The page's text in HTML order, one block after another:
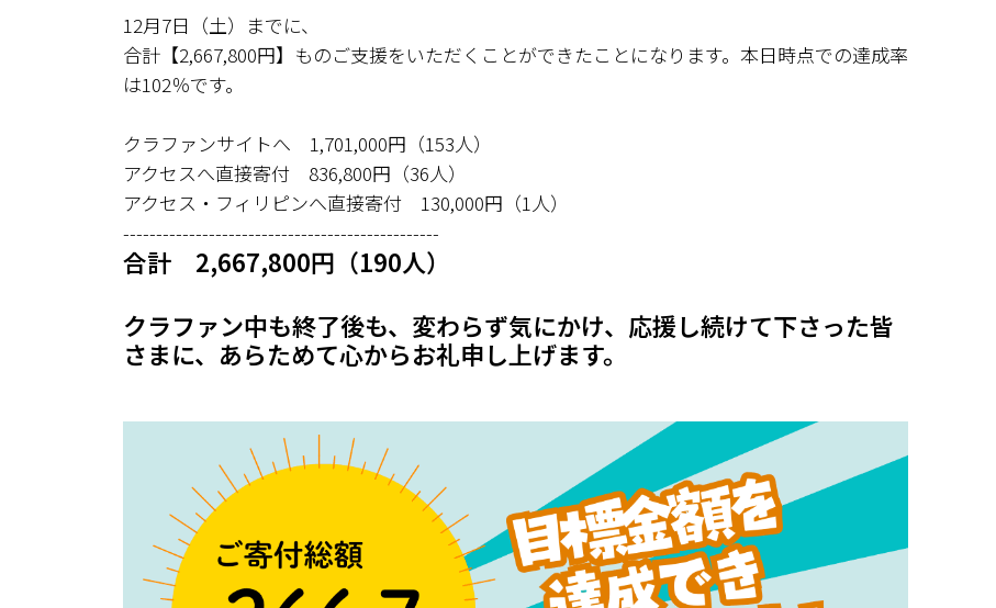
12月7日（土）までに、
合計【2,667,800円】ものご支援をいただくことができたことになります。本日時点での達成率
は102％です。
クラファンサイトへ 1,701,000円（153人）
アクセスへ直接寄付 836,800円（36人）
アクセス・フィリピンへ直接寄付 130,000円（1人）
------------------------------------------------
合計 2,667,800円（190人）
クラファン中も終了後も、変わらず気にかけ、応援し続けて下さった皆
さまに、あらためて心からお礼申し上げます。